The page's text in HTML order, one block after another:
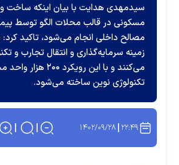
سیدمهدی هدایت با بیان اینکه ساخت
مسکونی در قالب محلات الگو توسط
مصالح داخلی انجام می‌شود، تاکید
زمینه سرمایه‌گذاری و انتقال تجارب و
می‌کنند و با این رویکرد
تکنولوژی نوین ساخته می‌شود.
۲۲:۴۹ ۱۴۰۲/۰۹/۲۸